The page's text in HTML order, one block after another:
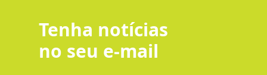
Tenha notícias
no seu e-mail